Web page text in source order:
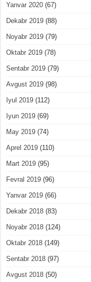
Yanvar 2020 (67)
Dekabr 2019 (88)
Noyabr 2019 (79)
Oktabr 2019 (78)
Sentabr 2019 (79)
Avgust 2019 (98)
Iyul 2019 (112)
Iyun 2019 (69)
May 2019 (74)
Aprel 2019 (110)
Mart 2019 (95)
Fevral 2019 (96)
Yanvar 2019 (66)
Dekabr 2018 (83)
Noyabr 2018 (124)
Oktabr 2018 (149)
Sentabr 2018 (97)
Avgust 2018 (50)